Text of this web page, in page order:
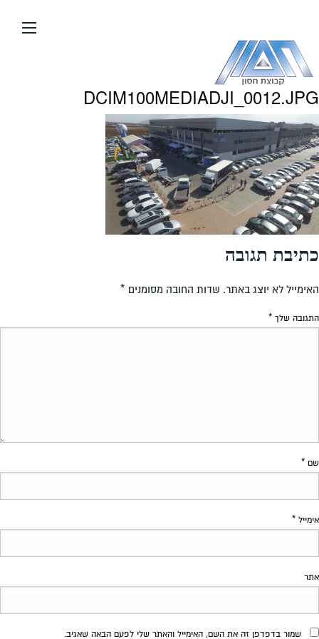
העמוד
DCIM100MEDIADJI_0012.JPG
כתיבת תגובה
האימייל לא יוצג באתר. שדות החובה מסומנים *
התגובה שלך *
שם *
אימייל *
אתר
שמור בדפדפן זה את השם, האימייל והאתר שלי לפעם הבאה שאגיב.